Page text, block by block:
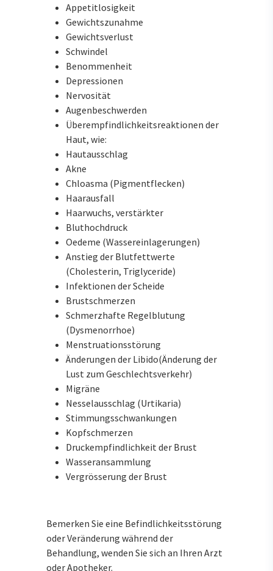
Appetitlosigkeit
Gewichtszunahme
Gewichtsverlust
Schwindel
Benommenheit
Depressionen
Nervosität
Augenbeschwerden
Überempfindlichkeitsreaktionen der
Haut, wie:
Hautausschlag
Akne
Chloasma (Pigmentflecken)
Haarausfall
Haarwuchs, verstärkter
Bluthochdruck
Oedeme (Wassereinlagerungen)
Anstieg der Blutfettwerte
(Cholesterin, Triglyceride)
Infektionen der Scheide
Brustschmerzen
Schmerzhafte Regelblutung
(Dysmenorrhoe)
Menstruationsstörung
Änderungen der Libido(Änderung der
Lust zum Geschlechtsverkehr)
Migräne
Nesselausschlag (Urtikaria)
Stimmungsschwankungen
Kopfschmerzen
Druckempfindlichkeit der Brust
Wasseransammlung
Vergrösserung der Brust
Bemerken Sie eine Befindlichkeitsstörung
oder Veränderung während der
Behandlung, wenden Sie sich an Ihren Arzt
oder Apotheker.